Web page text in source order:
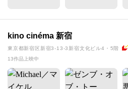
kino cinéma 新宿
東京都新宿区新宿3-13-3新宿文化ビル4・5階
13作品上映中